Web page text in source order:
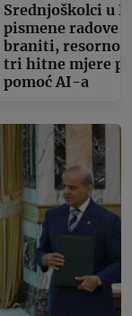
Srednjoškolci u
pismene radove
braniti, resorno
tri hitne mjere
pomoć AI-a